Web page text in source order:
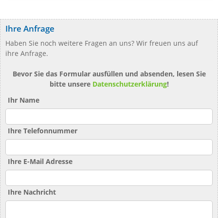
Ihre Anfrage
Haben Sie noch weitere Fragen an uns? Wir freuen uns auf
ihre Anfrage.
Bevor Sie das Formular ausfüllen und absenden, lesen Sie
bitte unsere Datenschutzerklärung!
Ihr Name
Ihre Telefonnummer
Ihre E-Mail Adresse
Ihre Nachricht